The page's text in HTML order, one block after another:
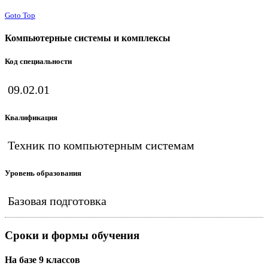
Goto Top
Компьютерные системы и комплексы
Код специальности
09.02.01
Квалификация
Техник по компьютерным системам
Уровень образования
Базовая подготовка
Сроки и формы обучения
На базе 9 классов